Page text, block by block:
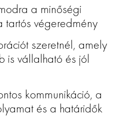
a minőségi
tartós végeredmény
szeretnél, amely
is vállalható és jól
kommunikáció, a
és a határidők